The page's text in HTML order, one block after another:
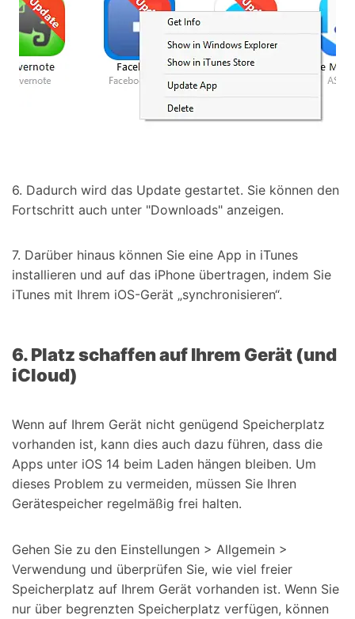
6. Dadurch wird das Update gestartet. Sie können den
Fortschritt auch unter "Downloads" anzeigen.
7. Darüber hinaus können Sie eine App in iTunes
installieren und auf das iPhone übertragen, indem Sie
iTunes mit Ihrem iOS-Gerät „synchronisieren“.
6. Platz schaffen auf Ihrem Gerät (und
iCloud)
Wenn auf Ihrem Gerät nicht genügend Speicherplatz
vorhanden ist, kann dies auch dazu führen, dass die
Apps unter iOS 14 beim Laden hängen bleiben. Um
dieses Problem zu vermeiden, müssen Sie Ihren
Gerätespeicher regelmäßig frei halten.
Gehen Sie zu den Einstellungen > Allgemein >
Verwendung und überprüfen Sie, wie viel freier
Speicherplatz auf Ihrem Gerät vorhanden ist. Wenn Sie
nur über begrenzten Speicherplatz verfügen, können